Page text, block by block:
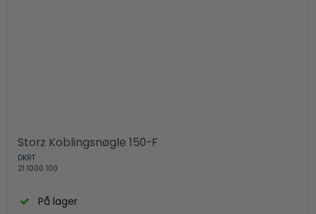
Storz Koblingsnøgle 150-F
DKRT
21 1000 100
På lager